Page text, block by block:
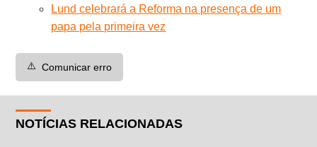
Lund celebrará a Reforma na presença de um
papa pela primeira vez
⚠️ Comunicar erro
NOTÍCIAS RELACIONADAS